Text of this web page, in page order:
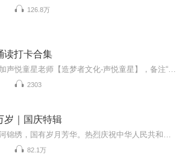
126.8万
读打卡合集
2303
岁｜国庆特辑
82.1万